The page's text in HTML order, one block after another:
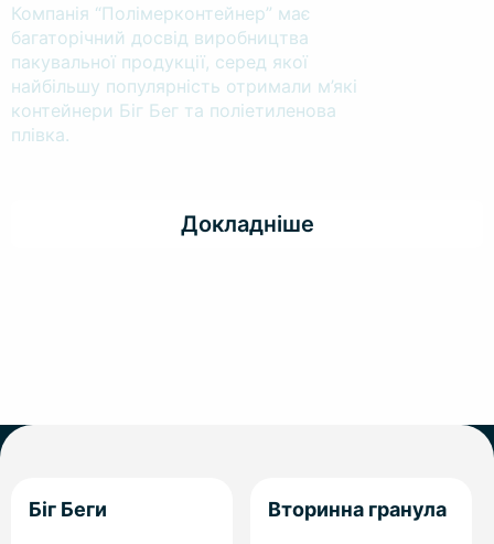
Компанія “Полімерконтейнер” має
багаторічний досвід виробництва
пакувальної продукції, серед якої
найбільшу популярність отримали м’які
контейнери Біг Бег та поліетиленова
плівка.
Докладніше
Біг Беги Вторинна гранула